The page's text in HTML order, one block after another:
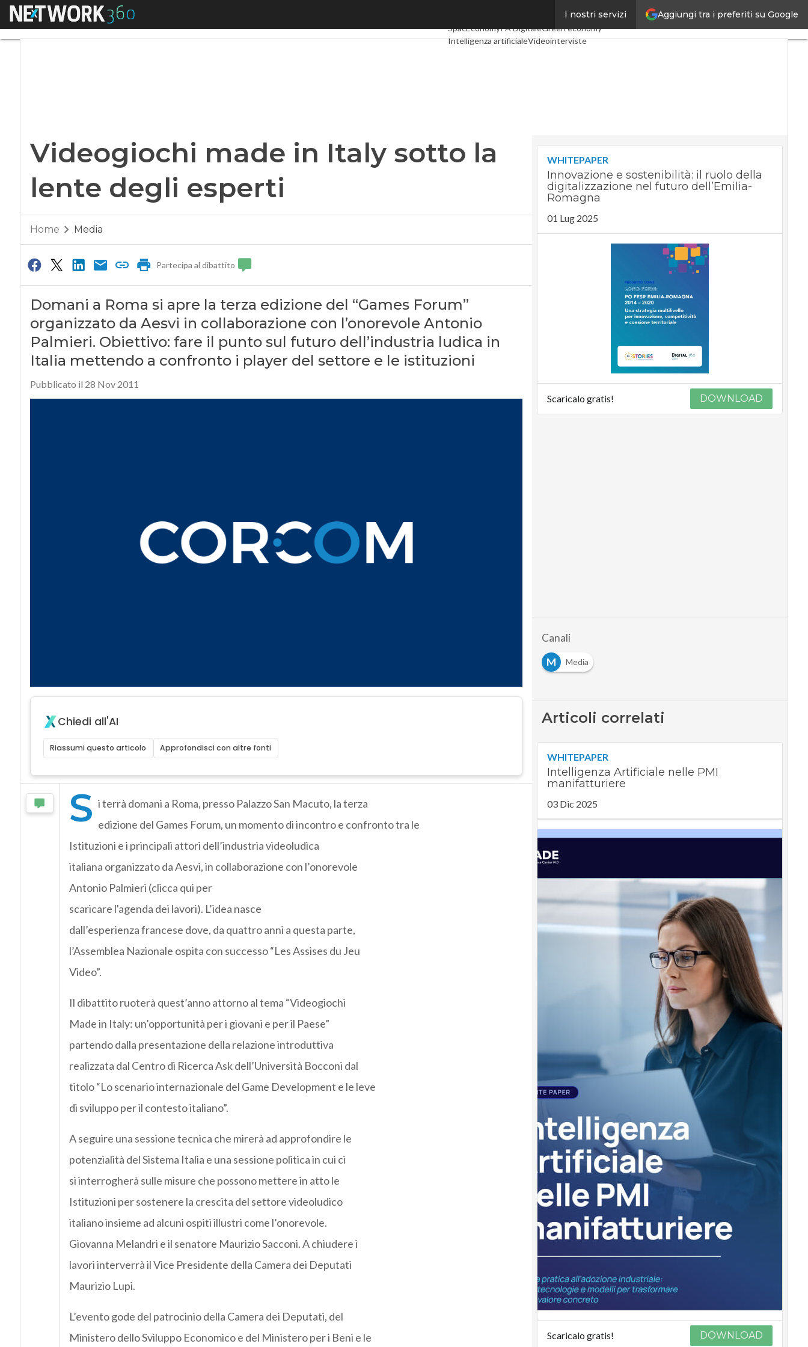
Aggiungi tra i preferiti su Google
I nostri servizi
Menu TelcoIndustria 4.0
SpacEconomyPA DigitaleGreen economy
Intelligenza artificialeVideointerviste
Videogiochi made in Italy sotto la
lente degli esperti
Home Media
Partecipa al dibattito
Domani a Roma si apre la terza edizione del “Games Forum”
organizzato da Aesvi in collaborazione con l’onorevole Antonio
Palmieri. Obiettivo: fare il punto sul futuro dell’industria ludica in
Italia mettendo a confronto i player del settore e le istituzioni
Pubblicato il 28 Nov 2011
Chiedi all'AI
Riassumi questo articolo Approfondisci con altre fonti
S i terrà domani a Roma, presso Palazzo San Macuto, la terza
edizione del Games Forum, un momento di incontro e confronto tra le
Istituzioni e i principali attori dell’industria videoludica
italiana organizzato da Aesvi, in collaborazione con l’onorevole
Antonio Palmieri (clicca qui per
scaricare l'agenda dei lavori). L’idea nasce
dall’esperienza francese dove, da quattro anni a questa parte,
l’Assemblea Nazionale ospita con successo “Les Assises du Jeu
Video”.
Il dibattito ruoterà quest’anno attorno al tema “Videogiochi
Made in Italy: un’opportunità per i giovani e per il Paese”
partendo dalla presentazione della relazione introduttiva
realizzata dal Centro di Ricerca Ask dell’Università Bocconi dal
titolo “Lo scenario internazionale del Game Development e le leve
di sviluppo per il contesto italiano”.
A seguire una sessione tecnica che mirerà ad approfondire le
potenzialità del Sistema Italia e una sessione politica in cui ci
si interrogherà sulle misure che possono mettere in atto le
Istituzioni per sostenere la crescita del settore videoludico
italiano insieme ad alcuni ospiti illustri come l’onorevole.
Giovanna Melandri e il senatore Maurizio Sacconi. A chiudere i
lavori interverrà il Vice Presidente della Camera dei Deputati
Maurizio Lupi.
L’evento gode del patrocinio della Camera dei Deputati, del
Ministero dello Sviluppo Economico e del Ministero per i Beni e le
WHITEPAPER
Innovazione e sostenibilità: il ruolo della
digitalizzazione nel futuro dell’Emilia-
Romagna
01 Lug 2025
Scaricalo gratis! DOWNLOAD
Canali
M
Media
Articoli correlati
WHITEPAPER
Intelligenza Artificiale nelle PMI
manifatturiere
03 Dic 2025
Scaricalo gratis! DOWNLOAD